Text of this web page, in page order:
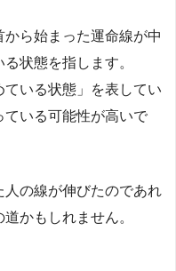
ら始まった運命線が中
状態を指します。
いる状態」を表してい
ている可能性が高いで
の線が伸びたのであれ
かもしれません。